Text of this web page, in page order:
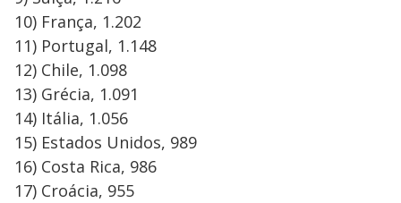
10) França, 1.202
11) Portugal, 1.148
12) Chile, 1.098
13) Grécia, 1.091
14) Itália, 1.056
15) Estados Unidos, 989
16) Costa Rica, 986
17) Croácia, 955